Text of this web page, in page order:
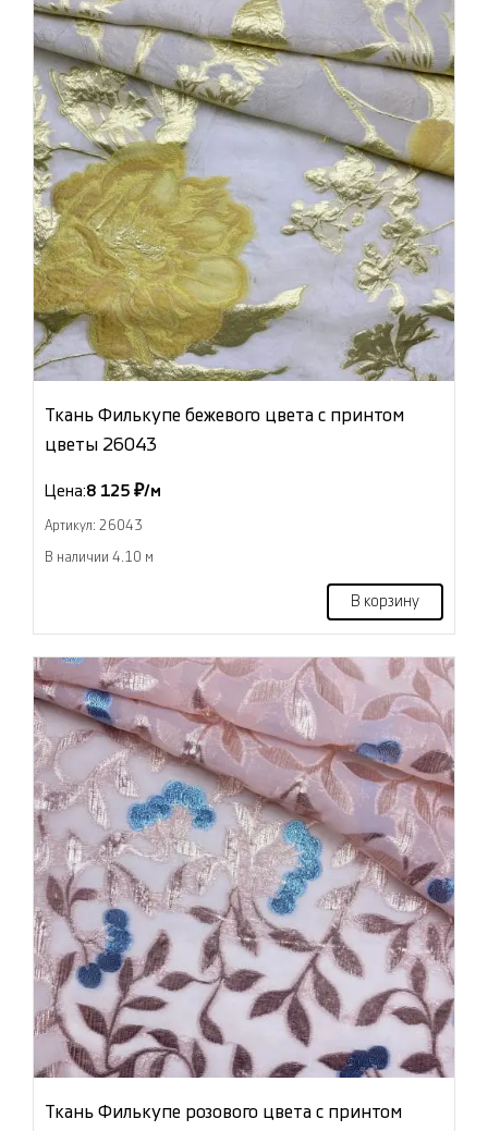
Ткань Филькупе бежевого цвета с принтом
цветы 26043
Цена:8 125 ₽/м
Артикул: 26043
В наличии 4.10 м
В корзину
Ткань Филькупе розового цвета с принтом